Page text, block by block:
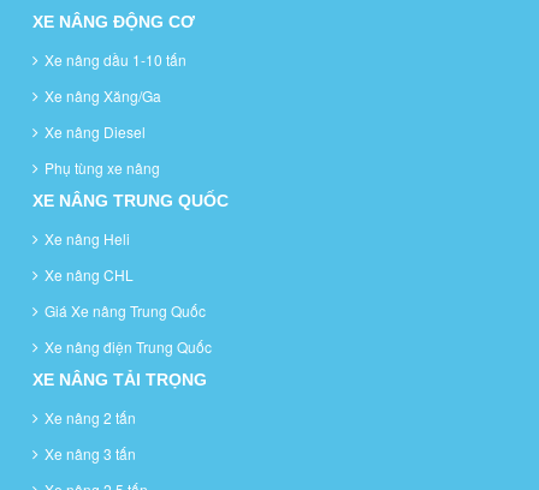
XE NÂNG ĐỘNG CƠ
Xe nâng dầu 1-10 tấn
Xe nâng Xăng/Ga
Xe nâng Diesel
Phụ tùng xe nâng
XE NÂNG TRUNG QUỐC
Xe nâng Heli
Xe nâng CHL
Giá Xe nâng Trung Quốc
Xe nâng điện Trung Quốc
XE NÂNG TẢI TRỌNG
Xe nâng 2 tấn
Xe nâng 3 tấn